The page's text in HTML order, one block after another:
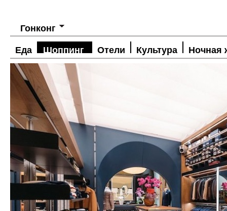
Гонконг
Еда Шоппинг Отели Культура Ночная